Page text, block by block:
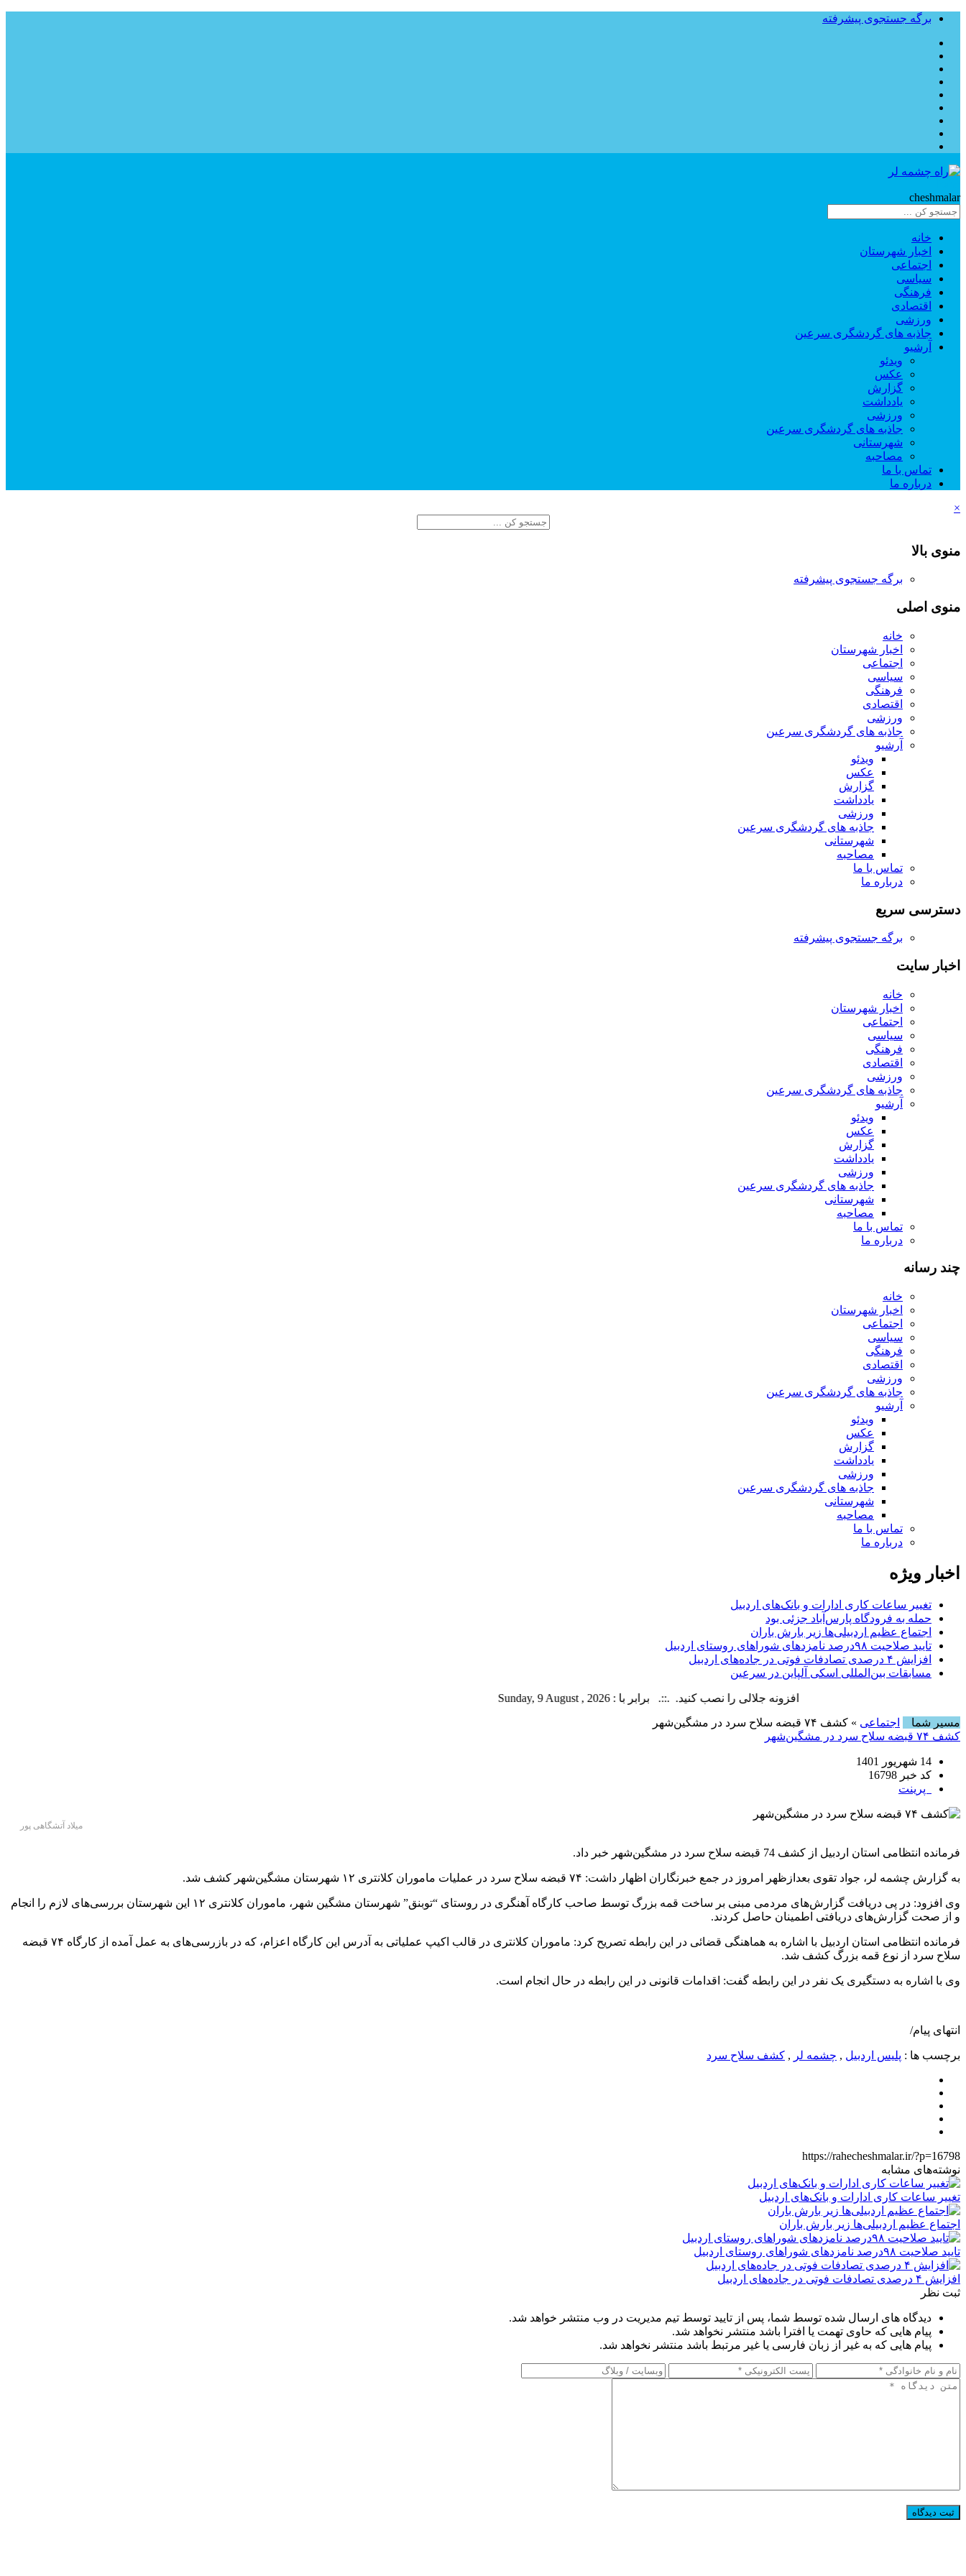
برگه جستجوی پیشرفته
cheshmalar
خانه
اخبار شهرستان
اجتماعی
سیاسی
فرهنگی
اقتصادی
ورزشی
جاذبه های گردشگری سرعین
آرشیو
ویدئو
عکس
گزارش
یادداشت
ورزشی
جاذبه های گردشگری سرعین
شهرستانی
مصاحبه
تماس با ما
درباره ما
×
منوی بالا
برگه جستجوی پیشرفته
منوی اصلی
خانه
اخبار شهرستان
اجتماعی
سیاسی
فرهنگی
اقتصادی
ورزشی
جاذبه های گردشگری سرعین
آرشیو
ویدئو
عکس
گزارش
یادداشت
ورزشی
جاذبه های گردشگری سرعین
شهرستانی
مصاحبه
تماس با ما
درباره ما
دسترسی سریع
برگه جستجوی پیشرفته
اخبار سایت
خانه
اخبار شهرستان
اجتماعی
سیاسی
فرهنگی
اقتصادی
ورزشی
جاذبه های گردشگری سرعین
آرشیو
ویدئو
عکس
گزارش
یادداشت
ورزشی
جاذبه های گردشگری سرعین
شهرستانی
مصاحبه
تماس با ما
درباره ما
چند رسانه
خانه
اخبار شهرستان
اجتماعی
سیاسی
فرهنگی
اقتصادی
ورزشی
جاذبه های گردشگری سرعین
آرشیو
ویدئو
عکس
گزارش
یادداشت
ورزشی
جاذبه های گردشگری سرعین
شهرستانی
مصاحبه
تماس با ما
درباره ما
اخبار ویژه
تغییر ساعات کاری ادارات و بانک‌های اردبیل
حمله به فرودگاه پارس‌‌آباد جزئی بود
اجتماع عظیم اردبیلی‌ها زیر بارش باران
تایید صلاحیت ۹۸درصد نامزدهای شوراهای روستای اردبیل
افزایش ۴ درصدی تصادفات فوتی در جاده‌های اردبیل
مسابقات بین‌المللی اسکی آلپاین در سرعین
افزونه جلالی را نصب کنید. .::. برابر با : Sunday, 9 August , 2026
مسیر شما
اجتماعی » کشف ۷۴ قبضه سلاح سرد در مشگین‌شهر
کشف ۷۴ قبضه سلاح سرد در مشگین‌شهر
14 شهریور 1401
کد خبر 16798
پرینت
میلاد آتشگاهی پور
فرمانده انتظامی استان اردبیل از کشف 74 قبضه سلاح سرد در مشگین‌شهر خبر داد.
به گزارش چشمه لر، جواد تقوی بعدازظهر امروز در جمع خبرنگاران اظهار داشت: ۷۴ قبضه سلاح سرد در عملیات ماموران کلانتری ۱۲ شهرستان مشگین‌شهر کشف شد.
وی افزود: در پی دریافت گزارش‌های مردمی مبنی بر ساخت قمه بزرگ توسط صاحب کارگاه آهنگری در روستای “توبنق” شهرستان مشگین شهر، ماموران کلانتری ۱۲ این شهرستان بررسی‌های لازم را انجام
و از صحت گزارش‌های دریافتی اطمینان حاصل کردند.
فرمانده انتظامی استان اردبیل با اشاره به هماهنگی قضائی در این رابطه تصریح کرد: ماموران کلانتری در قالب اکیپ عملیاتی به آدرس این کارگاه اعزام، که در بازرسی‌های به عمل آمده از کارگاه ۷۴ قبضه
سلاح سرد از نوع قمه بزرگ کشف شد.
وی با اشاره به دستگیری یک نفر در این رابطه گفت: اقدامات قانونی در این رابطه در حال انجام است.
انتهای پیام/
برچسب ها : پلیس اردبیل , چشمه لر , کشف سلاح سرد
https://rahecheshmalar.ir/?p=16798
نوشته‌های مشابه
تغییر ساعات کاری ادارات و بانک‌های اردبیل
اجتماع عظیم اردبیلی‌ها زیر بارش باران
تایید صلاحیت ۹۸درصد نامزدهای شوراهای روستای اردبیل
افزایش ۴ درصدی تصادفات فوتی در جاده‌های اردبیل
ثبت نظر
دیدگاه های ارسال شده توسط شما، پس از تایید توسط تیم مدیریت در وب منتشر خواهد شد.
پیام هایی که حاوی تهمت یا افترا باشد منتشر نخواهد شد.
پیام هایی که به غیر از زبان فارسی یا غیر مرتبط باشد منتشر نخواهد شد.